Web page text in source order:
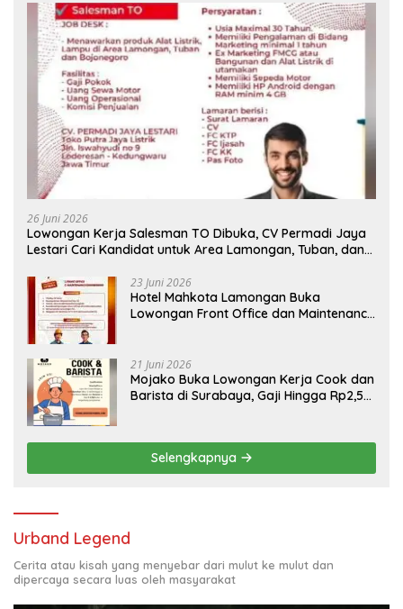
26 Juni 2026
Lowongan Kerja Salesman TO Dibuka, CV Permadi Jaya
Lestari Cari Kandidat untuk Area Lamongan, Tuban, dan
23 Juni 2026
Hotel Mahkota Lamongan Buka
Lowongan Front Office dan Maintenance
21 Juni 2026
Mojako Buka Lowongan Kerja Cook dan
Barista di Surabaya, Gaji Hingga Rp2,5
Selengkapnya
Urband Legend
Cerita atau kisah yang menyebar dari mulut ke mulut dan
dipercaya secara luas oleh masyarakat